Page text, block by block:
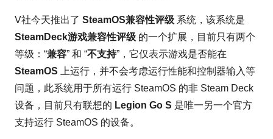
资
源
V社今天推出了 SteamOS兼容性评级 系统，该系统是
SteamDeck游戏兼容性评级 的一个扩展，目前只有两个
等级：“兼容” 和 “不支持”，它仅表示游戏是否能在
SteamOS 上运行，并不会考虑运行性能和控制器输入等
问题，此系统用于所有运行 SteamOS 的非 Steam Deck
设备，目前只有联想的 Legion Go S 是唯一另一个官方
支持运行 SteamOS 的设备。